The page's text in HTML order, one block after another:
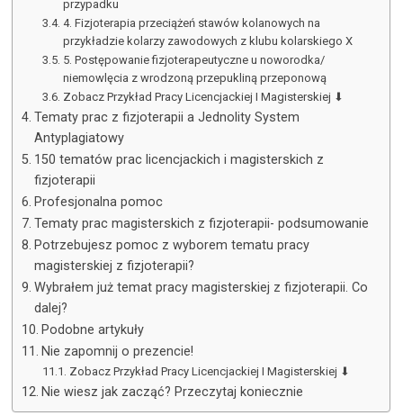
przypadku
4. Fizjoterapia przeciążeń stawów kolanowych na
przykładzie kolarzy zawodowych z klubu kolarskiego X
5. Postępowanie fizjoterapeutyczne u noworodka/
niemowlęcia z wrodzoną przepukliną przeponową
Zobacz Przykład Pracy Licencjackiej I Magisterskiej ⬇
Tematy prac z fizjoterapii a Jednolity System
Antyplagiatowy
150 tematów prac licencjackich i magisterskich z
fizjoterapii
Profesjonalna pomoc
Tematy prac magisterskich z fizjoterapii- podsumowanie
Potrzebujesz pomoc z wyborem tematu pracy
magisterskiej z fizjoterapii?
Wybrałem już temat pracy magisterskiej z fizjoterapii. Co
dalej?
Podobne artykuły
Nie zapomnij o prezencie!
Zobacz Przykład Pracy Licencjackiej I Magisterskiej ⬇
Nie wiesz jak zacząć? Przeczytaj koniecznie